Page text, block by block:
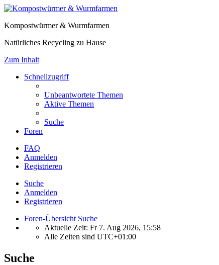
Kompostwürmer & Wurmfarmen
Natürliches Recycling zu Hause
Zum Inhalt
Schnellzugriff
Unbeantwortete Themen
Aktive Themen
Suche
Foren
FAQ
Anmelden
Registrieren
Suche
Anmelden
Registrieren
Foren-Übersicht Suche
Aktuelle Zeit: Fr 7. Aug 2026, 15:58
Alle Zeiten sind UTC+01:00
Suche